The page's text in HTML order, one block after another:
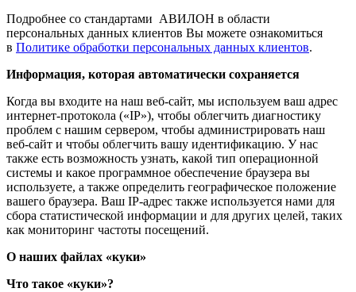
Подробнее со стандартами АВИЛОН в области
персональных данных клиентов Вы можете ознакомиться
в Политике обработки персональных данных клиентов.
Информация, которая автоматически сохраняется
Когда вы входите на наш веб-сайт, мы используем ваш адрес
интернет-протокола («IP»), чтобы облегчить диагностику
проблем с нашим сервером, чтобы администрировать наш
веб-сайт и чтобы облегчить вашу идентификацию. У нас
также есть возможность узнать, какой тип операционной
системы и какое программное обеспечение браузера вы
используете, а также определить географическое положение
вашего браузера. Ваш IP-адрес также используется нами для
сбора статистической информации и для других целей, таких
как мониторинг частоты посещений.
О наших файлах «куки»
Что такое «куки»?